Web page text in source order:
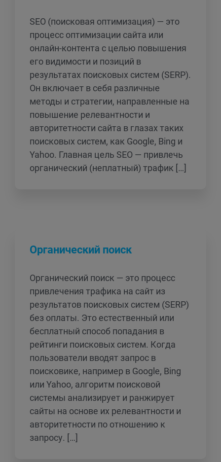
SEO (поисковая оптимизация) — это
процесс оптимизации сайта или
онлайн-контента с целью повышения
его видимости и позиций в
результатах поисковых систем (SERP).
Он включает в себя различные
методы и стратегии, направленные на
повышение релевантности и
авторитетности сайта в глазах таких
поисковых систем, как Google, Bing и
Yahoo. Главная цель SEO — привлечь
органический (неплатный) трафик […]
Органический поиск
Органический поиск — это процесс
привлечения трафика на сайт из
результатов поисковых систем (SERP)
без оплаты. Это естественный или
бесплатный способ попадания в
рейтинги поисковых систем. Когда
пользователи вводят запрос в
поисковике, например в Google, Bing
или Yahoo, алгоритм поисковой
системы анализирует и ранжирует
сайты на основе их релевантности и
авторитетности по отношению к
запросу. […]